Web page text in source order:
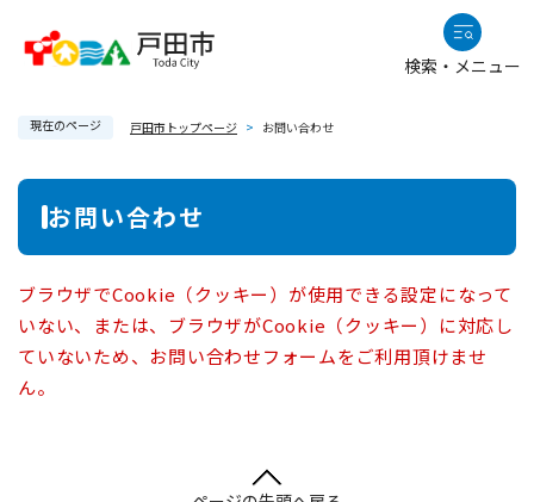
検索・メニュー
現在のページ 戸田市トップページ > お問い合わせ
本
お問い合わせ
ブラウザでCookie（クッキー）が使用できる設定になって
いない、または、ブラウザがCookie（クッキー）に対応し
ていないため、お問い合わせフォームをご利用頂けませ
ん。